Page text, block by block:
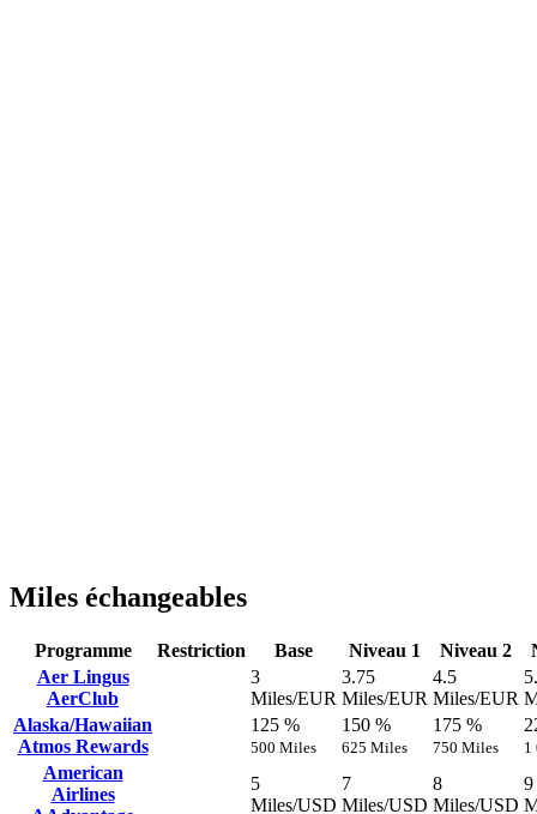
Miles échangeables
Programme Restriction Base Niveau 1 Niveau 2
Aer Lingus
AerClub
3
Miles/EUR
3.75
Miles/EUR
4.5
Miles/EUR
Alaska/Hawaiian
Atmos Rewards
125 %
500 Miles
150 %
625 Miles
175 %
750 Miles 1
American
Airlines
5
Miles/USD
7
Miles/USD
8
Miles/USD
9